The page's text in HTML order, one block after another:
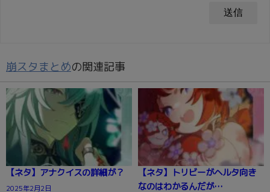
崩スタまとめの関連記事
【ネタ】アナクイスの詳細が？
2025年2月2日
【ネタ】トリビーがヘルタ向き
なのはわかるんだが…